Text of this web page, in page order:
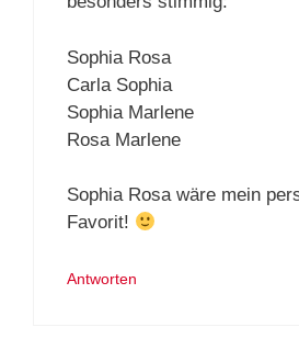
Sophia Rosa
Carla Sophia
Sophia Marlene
Rosa Marlene
Sophia Rosa wäre mein
Favorit!
Antworten